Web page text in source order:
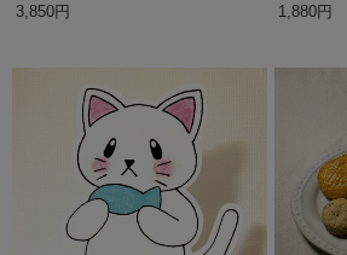
3,850円
1,880円